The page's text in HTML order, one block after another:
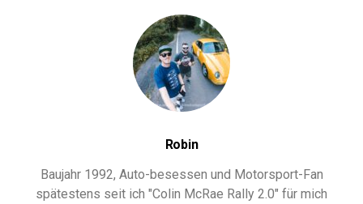
Robin
Baujahr 1992, Auto-besessen und Motorsport-Fan
spätestens seit ich "Colin McRae Rally 2.0" für mich